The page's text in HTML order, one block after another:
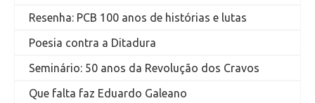
Resenha: PCB 100 anos de histórias e lutas
Poesia contra a Ditadura
Seminário: 50 anos da Revolução dos Cravos
Que falta faz Eduardo Galeano